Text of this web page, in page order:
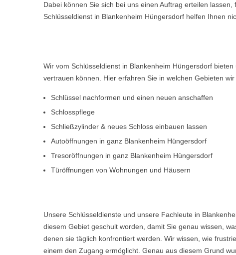
Dabei können Sie sich bei uns einen Auftrag erteilen
Schlüsseldienst in Blankenheim Hüngersdorf helfen Ihnen
Wir vom Schlüsseldienst in Blankenheim Hüngersdorf
vertrauen können. Hier erfahren Sie in welchen Gebieten
Schlüssel nachformen und einen neuen anschaffen
Schlosspflege
Schließzylinder & neues Schloss einbauen lassen
Autoöffnungen in ganz Blankenheim Hüngersdorf
Tresoröffnungen in ganz Blankenheim Hüngersdorf
Türöffnungen von Wohnungen und Häusern
Unsere Schlüsseldienste und unsere Fachleute in
diesem Gebiet geschult worden, damit Sie genau wissen,
denen sie täglich konfrontiert werden. Wir wissen, wie
einem den Zugang ermöglicht. Genau aus diesem Grund